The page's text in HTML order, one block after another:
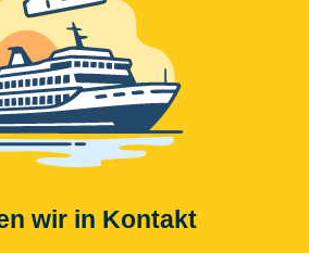
wir in Kontakt